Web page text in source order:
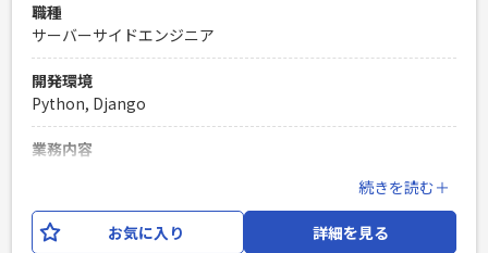
・Webサービスのカスタマーサポートの経験 ・システム開発
における上流工程（要件定義／設計）業務の経験や、自力で
問題解決した経験のある人 ・ユーザーからの問合せから課題
発見できる文章読解力 ・課題解決に導くためのコミュニケー
ションスキルがある（社内・社外、口頭・text全て） ・週5出
社が問題無い方 ・稼働に影響するような事が無い方(体調、ご
家族等)
PHPを用いたWebサービスの開発経験4年以上
Laravelを用いた開発経験1年以上
エンジニア複数人のチームでの開発経験
職種
サーバーサイドエンジニア
開発環境
Python, Django
業務内容
す。 不動産業界のビックデータを利用したサービスとなり今
後の機能拡大や、新規サービス開発部分をご担当頂きたく募
集となります。 現状はフルスタックエンジニア15名ほどの体
続きを読む＋
お気に入り 詳細を見る